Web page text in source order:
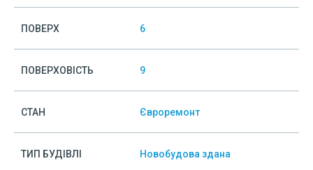
ПОВЕРХ 6
ПОВЕРХОВІСТЬ 9
СТАН Євроремонт
ТИП БУДІВЛІ Новобудова здана